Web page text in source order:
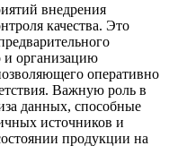
внедрения
качества. Это
и организацию
оперативно
Важную роль в
данных, способные
источников и
продукции на